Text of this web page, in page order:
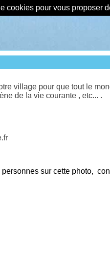
cookies pour vous proposer
village pour que tout le
de la vie courante , etc... .
sur cette photo,